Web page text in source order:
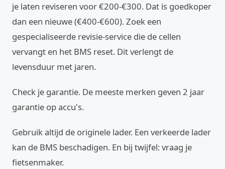
je laten reviseren voor €200-€300. Dat is goedkoper
dan een nieuwe (€400-€600). Zoek een
gespecialiseerde revisie-service die de cellen
vervangt en het BMS reset. Dit verlengt de
levensduur met jaren.
Check je garantie. De meeste merken geven 2 jaar
garantie op accu's.
Gebruik altijd de originele lader. Een verkeerde lader
kan de BMS beschadigen. En bij twijfel: vraag je
fietsenmaker.